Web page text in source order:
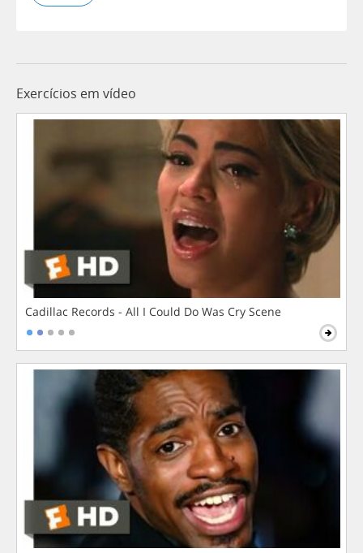
Exercícios em vídeo
Cadillac Records - All I Could Do Was Cry Scene